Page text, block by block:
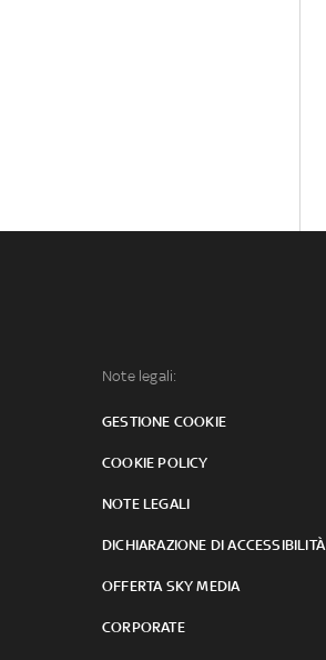
Note legali:
GESTIONE COOKIE
COOKIE POLICY
NOTE LEGALI
DICHIARAZIONE DI ACCESSIBILITÀ
OFFERTA SKY MEDIA
CORPORATE